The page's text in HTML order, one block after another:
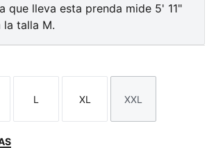
que lleva esta prenda mide 5' 11"
talla M.
Talla
L
Talla
XL
Talla
XXL